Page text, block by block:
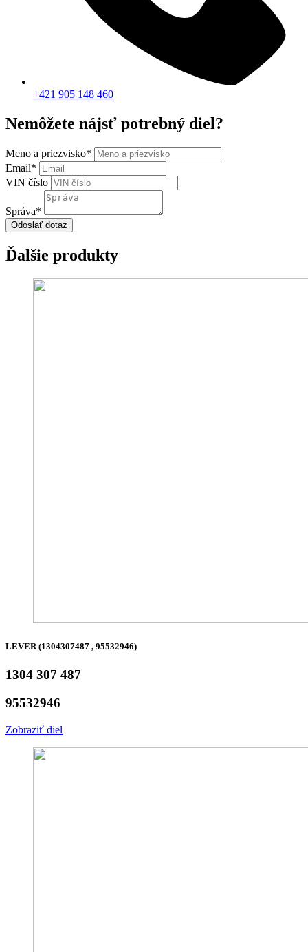
+421 905 148 460
Nemôžete nájsť potrebný diel?
Meno a priezvisko*
Email*
VIN číslo
Správa*
Odoslať dotaz
Ďalšie produkty
LEVER (1304307487 , 95532946)
1304 307 487
95532946
Zobraziť diel